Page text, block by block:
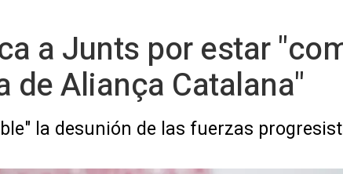
a Junts por estar
de Aliança Catalana"
la desunión de las fuerzas